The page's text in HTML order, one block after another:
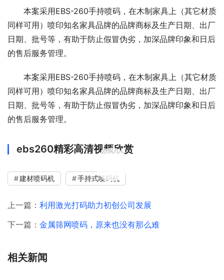
本案采用EBS-260手持喷码，在木制家具上（其它材质
同样可用）喷印知名家具品牌的品牌商标及生产日期、出厂
日期、批号等，有助于防止假冒伪劣，加深品牌印象和日后
的售后服务管理。
本案采用EBS-260手持喷码，在木制家具上（其它材质
同样可用）喷印知名家具品牌的品牌商标及生产日期、出厂
日期、批号等，有助于防止假冒伪劣，加深品牌印象和日后
的售后服务管理。
ebs260精彩高清视频欣赏
00:00 / 04:27
建材喷码机 手持式喷码机
上一篇： 利用激光打码助力初创公司发展
下一篇： 金属筛网喷码，原来也没有那么难
相关新闻